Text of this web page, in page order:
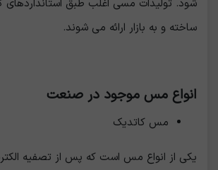
شود. تولیدات مسی اغلب طبق استانداردهای
ساخته و به بازار ارائه می شوند.
انواع مس موجود در صنعت
مس کاتدیک
یکی از انواع مس است که پس از تصفیه